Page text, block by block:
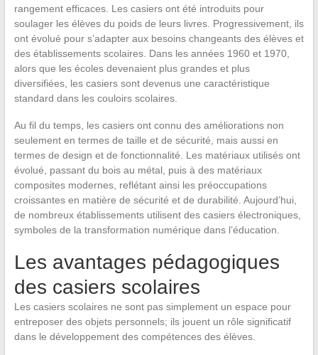
rangement efficaces. Les casiers ont été introduits pour
soulager les élèves du poids de leurs livres. Progressivement, ils
ont évolué pour s’adapter aux besoins changeants des élèves et
des établissements scolaires. Dans les années 1960 et 1970,
alors que les écoles devenaient plus grandes et plus
diversifiées, les casiers sont devenus une caractéristique
standard dans les couloirs scolaires.
Au fil du temps, les casiers ont connu des améliorations non
seulement en termes de taille et de sécurité, mais aussi en
termes de design et de fonctionnalité. Les matériaux utilisés ont
évolué, passant du bois au métal, puis à des matériaux
composites modernes, reflétant ainsi les préoccupations
croissantes en matière de sécurité et de durabilité. Aujourd’hui,
de nombreux établissements utilisent des casiers électroniques,
symboles de la transformation numérique dans l’éducation.
Les avantages pédagogiques
des casiers scolaires
Les casiers scolaires ne sont pas simplement un espace pour
entreposer des objets personnels; ils jouent un rôle significatif
dans le développement des compétences des élèves.